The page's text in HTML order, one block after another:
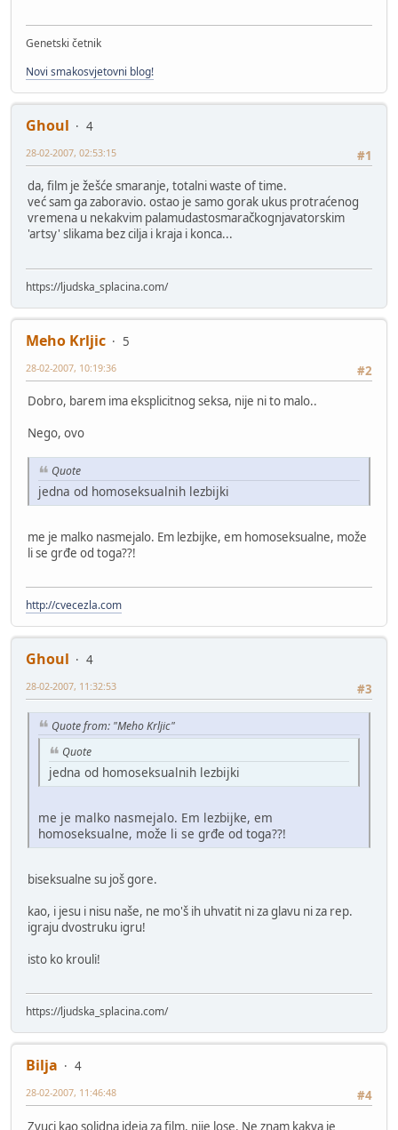
Genetski četnik
Novi smakosvjetovni blog!
Ghoul
4
#1
28-02-2007, 02:53:15
da, film je žešće smaranje, totalni waste of time.
već sam ga zaboravio. ostao je samo gorak ukus protraćenog
vremena u nekakvim palamudastosmaračkognjavatorskim
'artsy' slikama bez cilja i kraja i konca...
https://ljudska_splacina.com/
Meho Krljic
5
#2
28-02-2007, 10:19:36
Dobro, barem ima eksplicitnog seksa, nije ni to malo..
Nego, ovo
Quote
jedna od homoseksualnih lezbijki
me je malko nasmejalo. Em lezbijke, em homoseksualne, može
li se grđe od toga??!
http://cvecezla.com
Ghoul
4
#3
28-02-2007, 11:32:53
Quote from: "Meho Krljic"
Quote
jedna od homoseksualnih lezbijki
me je malko nasmejalo. Em lezbijke, em
homoseksualne, može li se grđe od toga??!
biseksualne su još gore.
kao, i jesu i nisu naše, ne mo'š ih uhvatit ni za glavu ni za rep.
igraju dvostruku igru!
isto ko krouli!
https://ljudska_splacina.com/
Bilja
4
#4
28-02-2007, 11:46:48
Zvuci kao solidna ideja za film, nije lose. Ne znam kakva je